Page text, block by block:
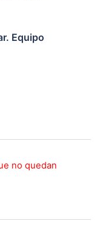
Equipo
no quedan